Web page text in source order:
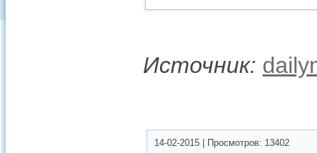
Источник:
14-02-2015 Просмотров: 13402